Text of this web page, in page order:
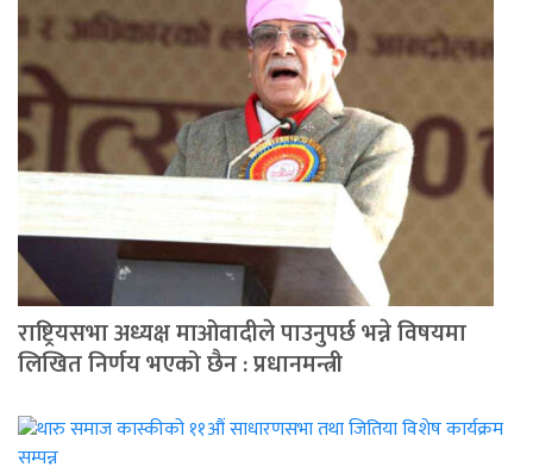
राष्ट्रियसभा अध्यक्ष माओवादीले पाउनुपर्छ भन्ने विषयमा
लिखित निर्णय भएको छैन : प्रधानमन्त्री